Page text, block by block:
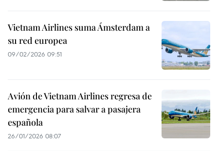
Vietnam Airlines suma Ámsterdam a
su red europea
09/02/2026 09:51
Avión de Vietnam Airlines regresa de
emergencia para salvar a pasajera
española
26/01/2026 08:07